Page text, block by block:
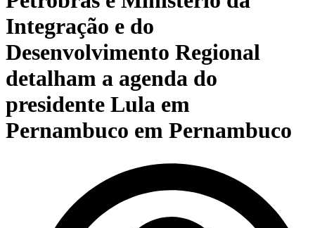
Integração e do
Desenvolvimento Regional
detalham a agenda do
presidente Lula em
Pernambuco em Pernambuco